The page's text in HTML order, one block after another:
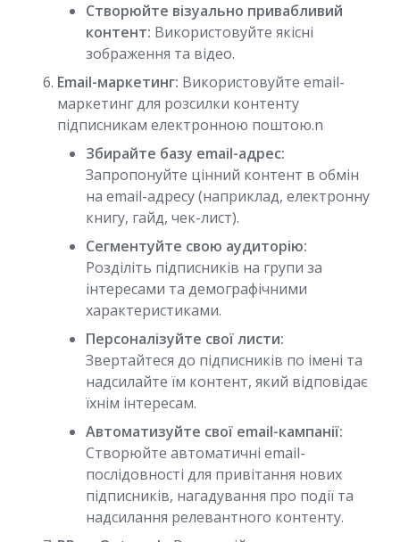
Створюйте візуально привабливий
контент: Використовуйте якісні
зображення та відео.
Email-маркетинг: Використовуйте email-
маркетинг для розсилки контенту
підписникам електронною поштою.n
Збирайте базу email-адрес:
Запропонуйте цінний контент в обмін
на email-адресу (наприклад, електронну
книгу, гайд, чек-лист).
Сегментуйте свою аудиторію:
Розділіть підписників на групи за
інтересами та демографічними
характеристиками.
Персоналізуйте свої листи:
Звертайтеся до підписників по імені та
надсилайте їм контент, який відповідає
їхнім інтересам.
Автоматизуйте свої email-кампанії:
Створюйте автоматичні email-
послідовності для привітання нових
підписників, нагадування про події та
надсилання релевантного контенту.